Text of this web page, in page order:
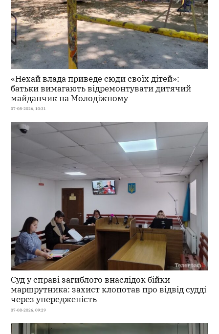
«Нехай влада приведе сюди своїх дітей»:
батьки вимагають відремонтувати дитячий
майданчик на Молодіжному
07-08-2026, 10:31
Суд у справі загиблого внаслідок бійки
маршрутника: захист клопотав про відвід судді
через упередженість
07-08-2026, 09:29